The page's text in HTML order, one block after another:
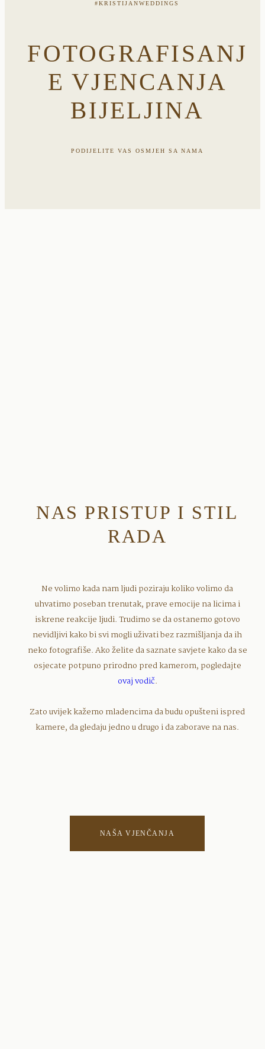
#KRISTIJANWEDDINGS
FOTOGRAFISANJ
E VJENCANJA
BIJELJINA
PODIJELITE VAS OSMJEH SA NAMA
NAS PRISTUP I STIL
RADA
Ne volimo kada nam ljudi poziraju koliko volimo da
uhvatimo poseban trenutak, prave emocije na licima i
iskrene reakcije ljudi. Trudimo se da ostanemo gotovo
nevidljivi kako bi svi mogli uživati bez razmišljanja da ih
neko fotografiše.Ako želite da saznate savjete kako da se
osjecate potpuno prirodno pred kamerom, pogledajte
ovaj vodič.
Zato uvijek kažemo mladencima da budu opušteni ispred
kamere, da gledaju jedno u drugo i da zaborave na nas.
NAŠA VJENČANJA